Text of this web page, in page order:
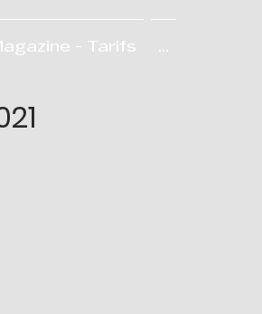
- Tarifs ...